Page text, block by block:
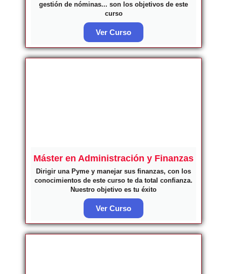
gestión de nóminas... son los objetivos de este
curso
Ver Curso
Máster en Administración y Finanzas
Dirigir una Pyme y manejar sus finanzas, con los
conocimientos de este curso te da total confianza.
Nuestro objetivo es tu éxito
Ver Curso